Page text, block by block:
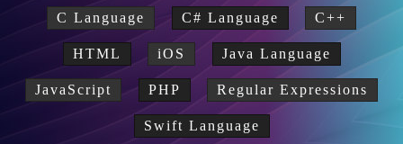
C Language C# Language C++
HTML iOS Java Language
JavaScript PHP Regular Expressions
Swift Language